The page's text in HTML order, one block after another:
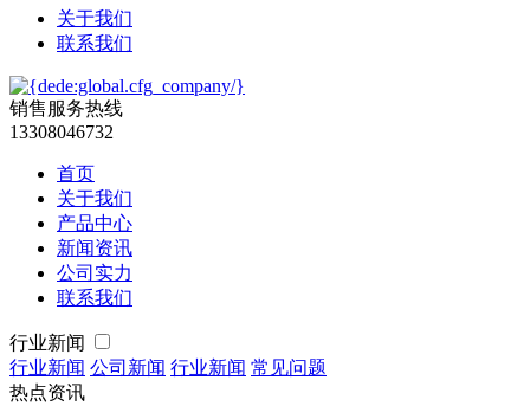
关于我们
联系我们
销售服务热线
13308046732
首页
关于我们
产品中心
新闻资讯
公司实力
联系我们
行业新闻
行业新闻 公司新闻 行业新闻 常见问题
热点资讯